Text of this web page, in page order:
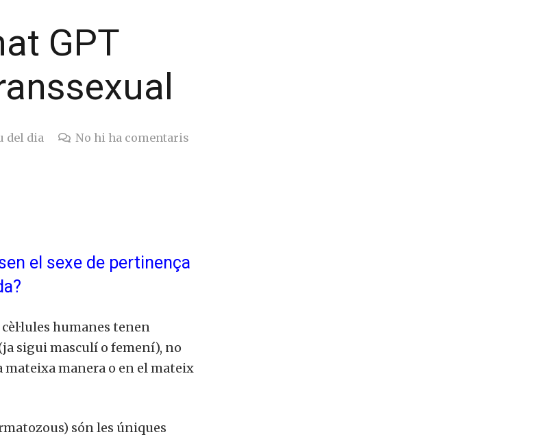
GPT
del dia No hi ha comentaris
el sexe de pertinença
humanes tenen
sigui masculí o femení), no
mateixa manera o en el mateix
són les úniques